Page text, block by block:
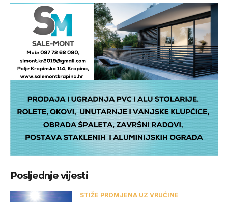
Posljednje vijesti
STIŽE PROMJENA UZ VRUĆINE